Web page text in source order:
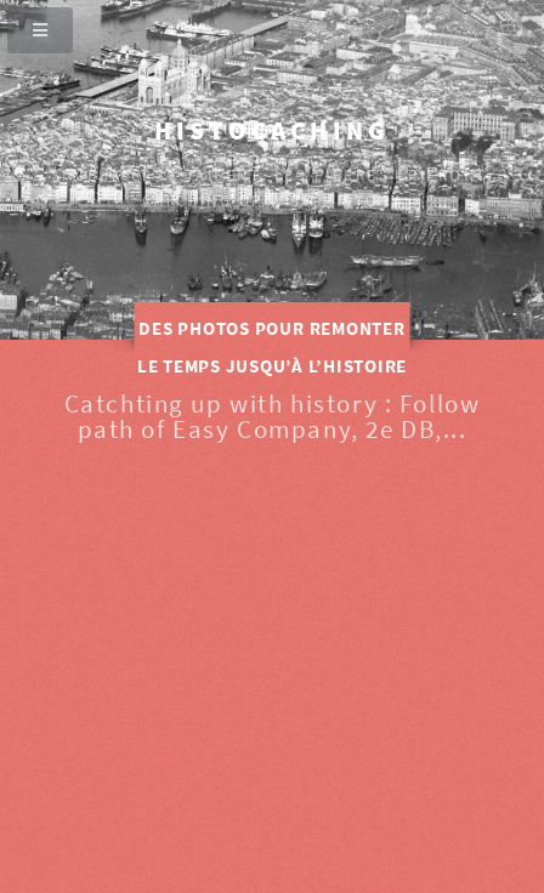
HISTOCACHING
SI CEUX-CI SE TAISENT, LES PIERRES CRIERONT.
CATCHING UP WITH HISTORY
DES PHOTOS POUR REMONTER
LE TEMPS JUSQU’À L’HISTOIRE
Catchting up with history : Follow
path of Easy Company, 2e DB,...